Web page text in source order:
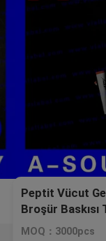
Peptit Vücut
Broşür Baskısı
MOQ：3000pcs